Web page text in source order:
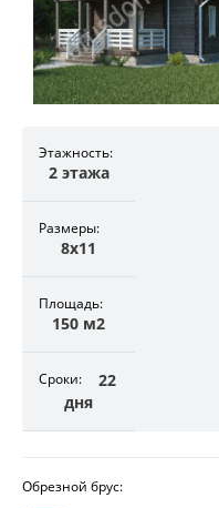
Этажность:
2 этажа
Размеры:
8х11
Площадь:
150 м2
Сроки:
22
дня
Обрезной брус: